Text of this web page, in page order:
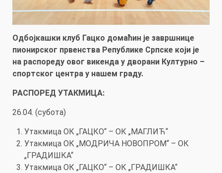
Одбојкашки клуб Гацко домаћин је завршнице
пионирског првенства Републике Српске који је
на распореду овог викенда у дворани Културно –
спортског центра у нашем граду.
РАСПОРЕД УТАКМИЦА:
26.04. (субота)
Утакмица ОК „ГАЦКО“ – ОК „МАГЛИЋ“
Утакмица ОК „МОДРИЧА НОВОПРОМ“ – ОК
„ГРАДИШКА“
Утакмица ОК „ГАЦКО“ – ОК „ГРАДИШКА“